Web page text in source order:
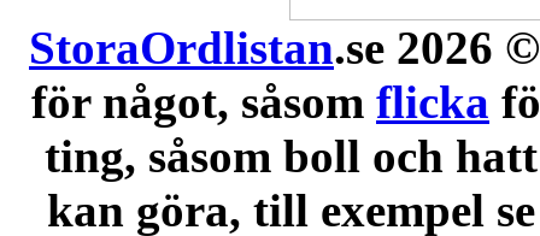
StoraOrdlistan.se 2026
för något, såsom flicka
ting, såsom boll och
kan göra, till exempel